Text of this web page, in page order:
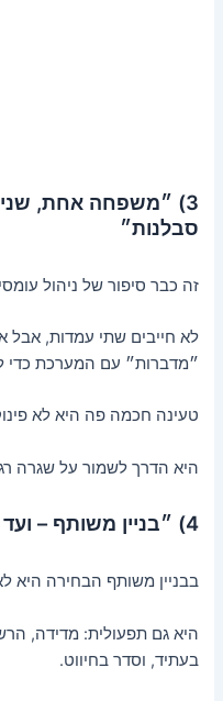
3) ״משפחה אחת,
סבלנות״
זה כבר סיפור של ניהול
לא חייבים שתי עמדות, אבל
״מדברות״ עם המערכת כדי
טעינה חכמה פה היא לא
היא הדרך לשמור על שגרה
4) ״בניין משותף – ועד בית, חניון, וכל השמחה״
בבניין משותף הבחירה היא
היא גם תפעולית: מדידה,
בעתיד, וסדר בחיווט.